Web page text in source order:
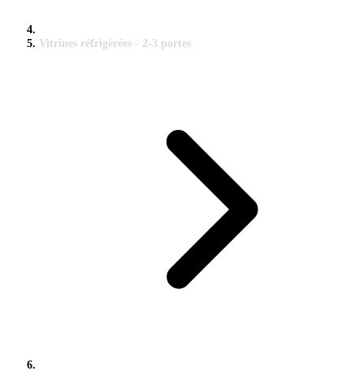
Vitrines réfrigérées - 2-3 portes